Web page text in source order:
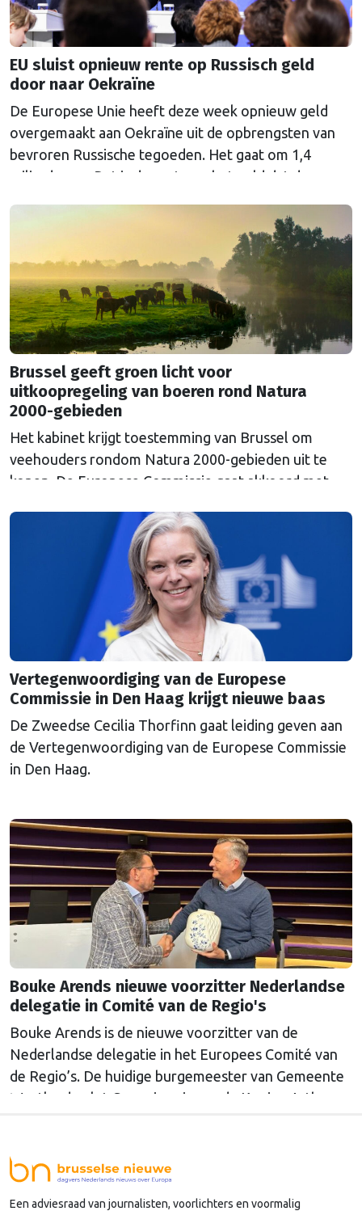
EU sluist opnieuw rente op Russisch geld
door naar Oekraïne
De Europese Unie heeft deze week opnieuw geld
overgemaakt aan Oekraïne uit de opbrengsten van
bevroren Russische tegoeden. Het gaat om 1,4
miljard euro. Dat is de rente op het geld dat de
Euroclear parkeerde. De EU bevroor dat geld na de
Continued
Brussel geeft groen licht voor
uitkoopregeling van boeren rond Natura
2000-gebieden
Het kabinet krijgt toestemming van Brussel om
veehouders rondom Natura 2000-gebieden uit te
kopen. De Europese Commissie gaat akkoord met
Vertegenwoordiging van de Europese
Commissie in Den Haag krijgt nieuwe baas
De Zweedse Cecilia Thorfinn gaat leiding geven aan
de Vertegenwoordiging van de Europese Commissie
in Den Haag.
Bouke Arends nieuwe voorzitter Nederlandse
delegatie in Comité van de Regio's
Bouke Arends is de nieuwe voorzitter van de
Nederlandse delegatie in het Europees Comité van
de Regio’s. De huidige burgemeester van Gemeente
Westland volgt Commissaris van de Koning Arthur
Nederlandse regio’s behoorlijk succesvol in hun
lobby in Brussel, en dat komt vooral omdat …
Continued
Een adviesraad van journalisten, voorlichters en voormalig